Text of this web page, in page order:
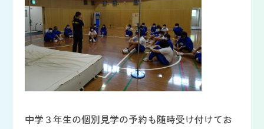
中学３年生の個別見学の予約も随時受け付けてお